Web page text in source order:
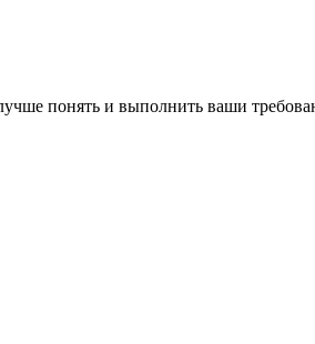
понять и выполнить ваши